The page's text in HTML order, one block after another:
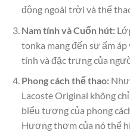
động ngoài trời và thể
Nam tính và Cuốn hút:
tonka mang đến sự ấm
tính và đặc trưng của
Phong cách thể thao:Như
Lacoste Original không
biểu tượng của phong
Hương thơm của nó thể